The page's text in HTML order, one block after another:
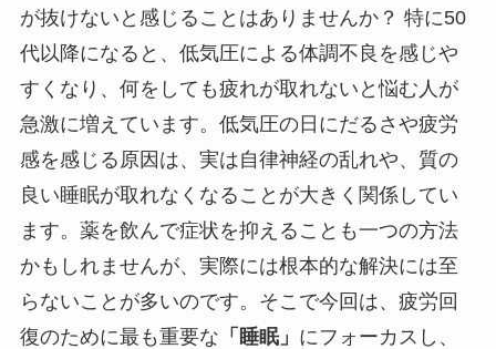
が抜けないと感じることはありませんか？ 特に50
代以降になると、低気圧による体調不良を感じや
すくなり、何をしても疲れが取れないと悩む人が
急激に増えています。低気圧の日にだるさや疲労
感を感じる原因は、実は自律神経の乱れや、質の
良い睡眠が取れなくなることが大きく関係してい
ます。薬を飲んで症状を抑えることも一つの方法
かもしれませんが、実際には根本的な解決には至
らないことが多いのです。そこで今回は、疲労回
復のために最も重要な 「睡眠」 にフォーカスし、